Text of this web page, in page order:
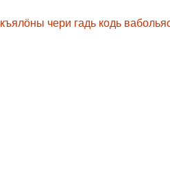
чери гадь кодь